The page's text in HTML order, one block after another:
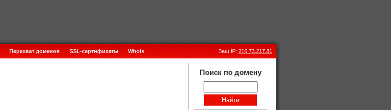
Перехват доменов SSL-сертификаты Whois Ваш IP: 216.73.217.81
Поиск по домену